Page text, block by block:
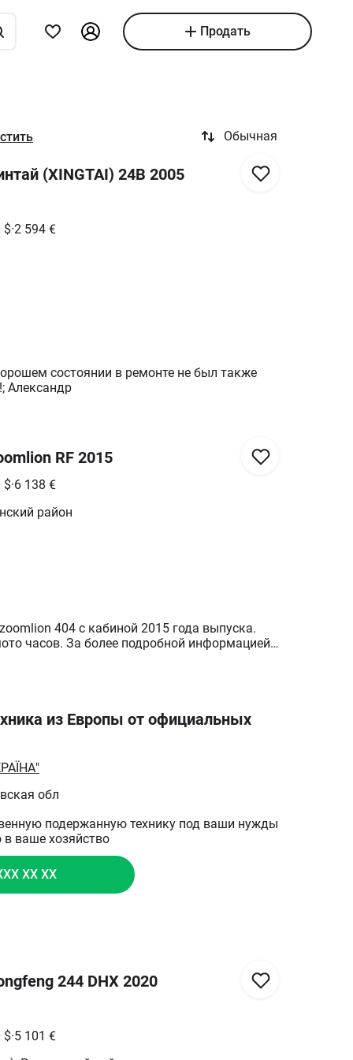
Продать
Обычная
(XINGTAI) 24В 2005
$·2 594 €
состоянии в ремонте не был также
Александр
RF 2015
$·6 138 €
район
404 с кабиной 2015 года выпуска.
часов. За более подробной информацией
244 DHX 2020
$·5 101 €
из Европы от официальных
обл
подержанную технику под ваши нужды
ваше хозяйство
XX XX